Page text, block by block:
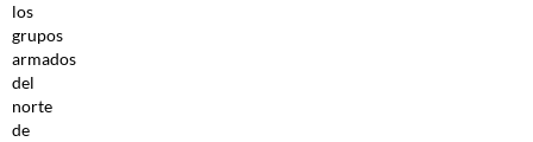
los
grupos
armados
del
norte
de